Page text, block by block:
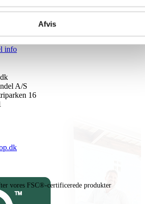
Afvis
kommentarer
info
A/S
16
vores FSC®-certificerede produkter